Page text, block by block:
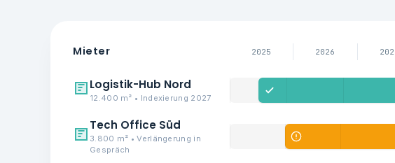
Mieter 2025 2026
Logistik-Hub Nord
12.400 m² • Indexierung 2027
Tech Office Süd
3.800 m² • Verlängerung in
Gespräch